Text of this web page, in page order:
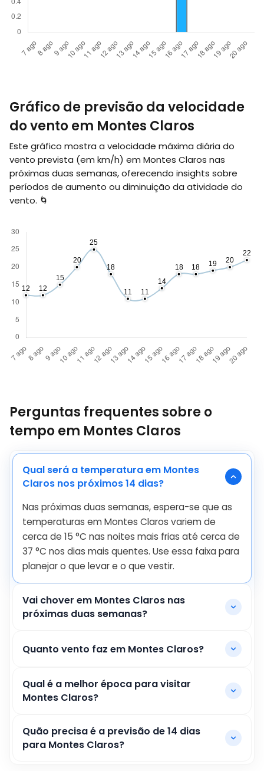
Gráfico de previsão da velocidade
do vento em Montes Claros
Este gráfico mostra a velocidade máxima diária do
vento prevista (em km/h) em Montes Claros nas
próximas duas semanas, oferecendo insights sobre
períodos de aumento ou diminuição da atividade do
vento. 🌀
Perguntas frequentes sobre o
tempo em Montes Claros
Qual será a temperatura em Montes
Claros nos próximos 14 dias?
Nas próximas duas semanas, espera-se que as
temperaturas em Montes Claros variem de
cerca de 15 °C nas noites mais frias até cerca de
37 °C nos dias mais quentes. Use essa faixa para
planejar o que levar e o que vestir.
Vai chover em Montes Claros nas
próximas duas semanas?
Quanto vento faz em Montes Claros?
Qual é a melhor época para visitar
Montes Claros?
Quão precisa é a previsão de 14 dias
para Montes Claros?